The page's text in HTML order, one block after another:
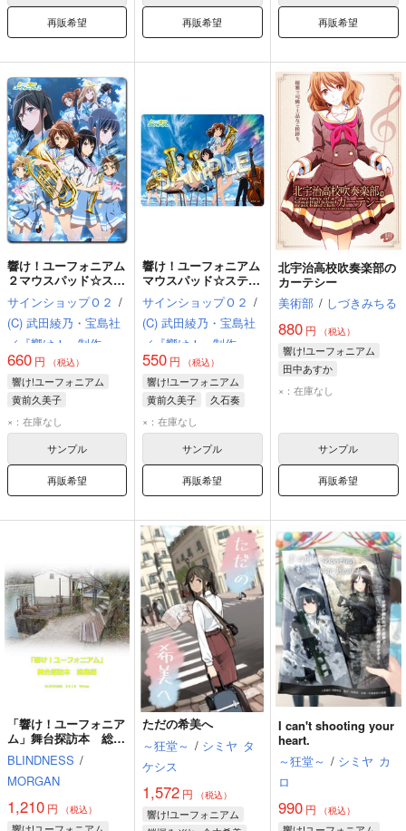
再販希望 再販希望 再販希望
響け！ユーフォニアム
２マウスパッド☆ステ
ッカータイプ(吹奏楽
部)
サインショップＯ２ /
(C) 武田綾乃・宝島社
／『響け！』制作委員
会
660 円 （税込）
響け!ユーフォニアム
黄前久美子
×：在庫なし
サンプル
再販希望
響け！ユーフォニアム
マウスパッド☆ステッ
カータイプ(誓いのフ
ィナーレティザービジ
ュアル)
サインショップＯ２ /
(C) 武田綾乃・宝島社
／『響け！』制作委員
会
550 円 （税込）
響け!ユーフォニアム
黄前久美子
久石奏
×：在庫なし
サンプル
再販希望
北宇治高校吹奏楽部の
カーテシー
美術部 / しづきみちる
880円 （税込）
響け!ユーフォニアム
田中あすか
黄前久美子
×：在庫なし
サンプル
再販希望
「響け！ユーフォニア
ム」舞台探訪本 総集
編
BLINDNESS /
MORGAN
1,210 円 （税込）
響け!ユーフォニアム
ただの希美へ
～狂堂～ / シミヤ タ
ケシス
1,572 円 （税込）
響け!ユーフォニアム
I can't shooting your
heart.
～狂堂～ / シミヤ カ
ロ
990円 （税込）